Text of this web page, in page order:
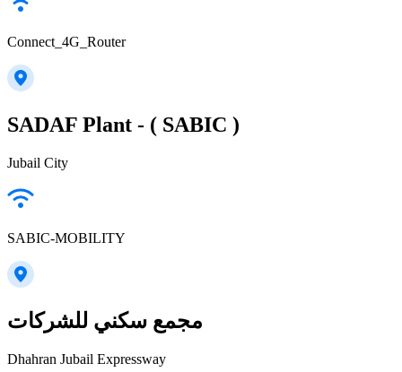
Connect_4G_Router
SADAF Plant - ( SABIC )
Jubail City
SABIC-MOBILITY
مجمع سكني للشركات
Dhahran Jubail Expressway